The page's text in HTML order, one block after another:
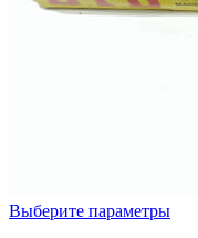
Выберите параметрыЭтот